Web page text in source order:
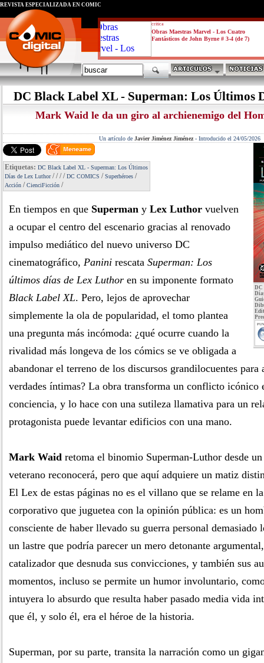
critica
Obras Maestras Marvel - Los Cuatro
Fantásticos de John Byrne # 3-4 (de 7)
REVISTA ESPECIALIZADA EN CÓMIC
DC Black Label XL - Superman: Los Últimos
Mark Waid le da un giro al archienemigo del
Un artículo de Javier Jiménez Jiménez- Introducido el 24/05/2026
DC
Etiquetas: DC Black Label XL - Superman: Los Últimos
Días de Lex Luthor////DC COMICS /Superhéroes /
Acción /CienciFicción /
En tiempos en que Superman y Lex Luthor vuelven
a ocupar el centro del escenario gracias al renovado
impulso mediático del nuevo universo DC
cinematográfico, Panini rescata Superman: Los
últimos días de Lex Luthor en su imponente formato
Black Label XL. Pero, lejos de aprovechar
simplemente la ola de popularidad, el tomo plantea
una pregunta más incómoda: ¿qué ocurre cuando la
rivalidad más longeva de los cómics se ve obligada a
abandonar el terreno de los discursos grandilocuentes para
verdades íntimas? La obra transforma un conflicto icónico
conciencia, y lo hace con una sutileza llamativa para un
protagonista puede levantar edificios con una mano.
Mark Waid retoma el binomio Superman-Luthor desde
veterano reconocerá, pero que aquí adquiere un matiz
El Lex de estas páginas no es el villano que se relame en
corporativo que juguetea con la opinión pública: es un
consciente de haber llevado su guerra personal demasiado
un lastre que podría parecer un mero detonante
catalizador que desnuda sus convicciones, y también sus
momentos, incluso se permite un humor involuntario,
intuyera lo absurdo que resulta haber pasado media vida
que él, y solo él, era el héroe de la historia.
Superman, por su parte, transita la narración como un